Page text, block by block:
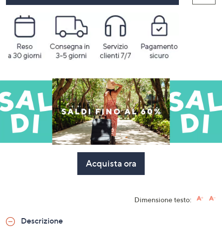
Acquista ora
Dimensione testo:
Descrizione